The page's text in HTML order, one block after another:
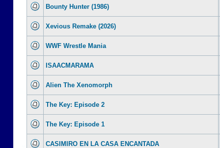
Bounty Hunter (1986)
Xevious Remake (2026)
WWF Wrestle Mania
ISAACMARAMA
Alien The Xenomorph
The Key: Episode 2
The Key: Episode 1
CASIMIRO EN LA CASA ENCANTADA